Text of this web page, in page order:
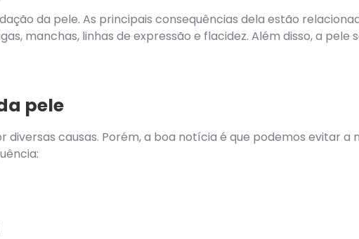
da pele. As principais consequências dela estão
manchas, linhas de expressão e flacidez. Além disso, a pele
pele
diversas causas. Porém, a boa notícia é que podemos evitar a